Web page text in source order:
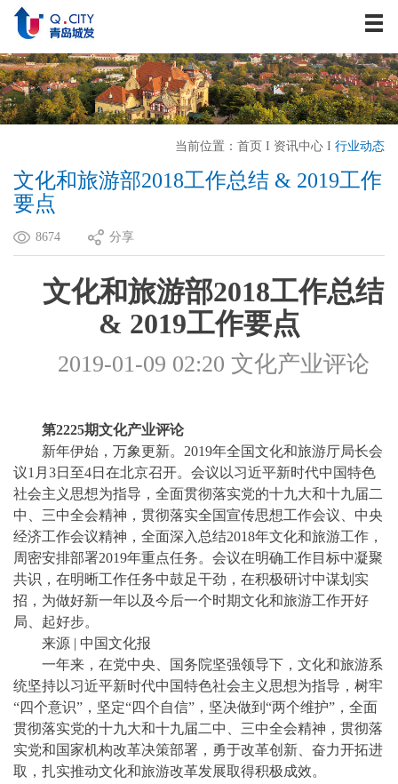
资讯中心
战略发展
业务板块
历史建筑
企业文化
当前位置： 首页 I 资讯中心 I 行业动态
文化和旅游部2018工作总结 & 2019工作
要点
8674 分享
文化和旅游部2018工作总结
& 2019工作要点
2019-01-09 02:20 文化产业评论
第2225期文化产业评论
新年伊始，万象更新。 2019年全国文化和旅游厅局长会
议1月3日至4日在北京召开。会议以习近平新时代中国特色
社会主义思想为指导，全面贯彻落实党的十九大和十九届二
中、三中全会精神，贯彻落实全国宣传思想工作会议、中央
经济工作会议精神，全面深入总结2018年文化和旅游工作，
周密安排部署2019年重点任务。会议在明确工作目标中凝聚
共识，在明晰工作任务中鼓足干劲，在积极研讨中谋划实
招，为做好新一年以及今后一个时期文化和旅游工作开好
局、起好步。
来源 | 中国文化报
一年来，在党中央、国务院坚强领导下，文化和旅游系
统坚持以习近平新时代中国特色社会主义思想为指导，树牢
“四个意识”，坚定“四个自信”，坚决做到“两个维护”，全面
贯彻落实党的十九大和十九届二中、三中全会精神，贯彻落
实党和国家机构改革决策部署，勇于改革创新、奋力开拓进
取，扎实推动文化和旅游改革发展取得积极成效。